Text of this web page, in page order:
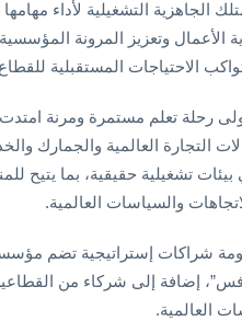
الجاهزية التشغيلية لأداء
الأعمال وتعزيز المرونة
الاحتياجات المستقبلية
في مرحلته الأولى رحلة تعلم مستمرة
التجارة العالمية والجمارك
تشغيلية حقيقية، بما يتيح
والسياسات العالمية.
شراكات إستراتيجية تضم
إضافة إلى شركاء من
العالمية.